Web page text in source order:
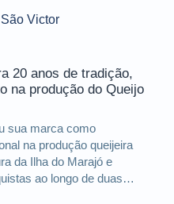
20 anos de tradição,
na produção do Queijo
sua marca como
na produção queijeira
da Ilha do Marajó e
ao longo de duas